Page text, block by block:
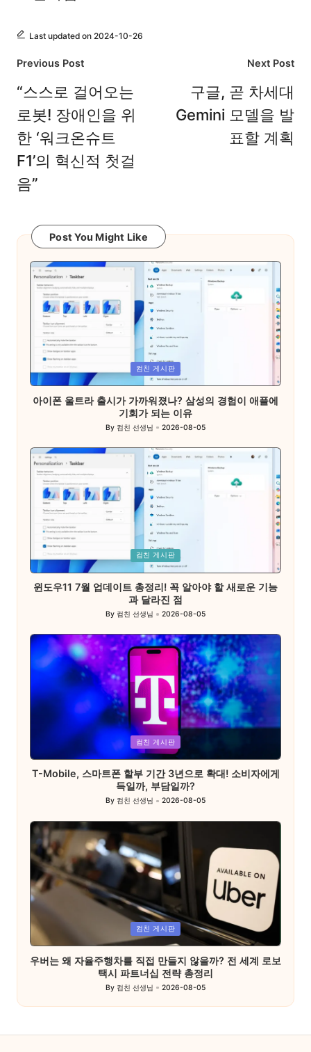
Last updated on 2024-10-26
Post
navigation
Previous Post
“스스로 걸어오는
로봇! 장애인을 위
한 ‘워크온슈트
F1’의 혁신적 첫걸
음”
Next Post
구글, 곧 차세대
Gemini 모델을 발
표할 계획
Post You Might Like
Posted
in
컴친 게시판
아이폰 울트라 출시가 가까워졌나? 삼성의 경험이 애플에
기회가 되는 이유
Posted
By 컴친 선생님 2026-08-05
Posted
in
컴친 게시판
윈도우11 7월 업데이트 총정리! 꼭 알아야 할 새로운 기능
과 달라진 점
Posted
By 컴친 선생님 2026-08-05
Posted
컴친 게시판
T-Mobile, 스마트폰 할부 기간 3년으로 확대! 소비자에게
득일까, 부담일까?
Posted
By 컴친 선생님 2026-08-05
in
컴친 게시판
우버는 왜 자율주행차를 직접 만들지 않을까? 전 세계 로보
택시 파트너십 전략 총정리
Posted
by
By 컴친 선생님 2026-08-05